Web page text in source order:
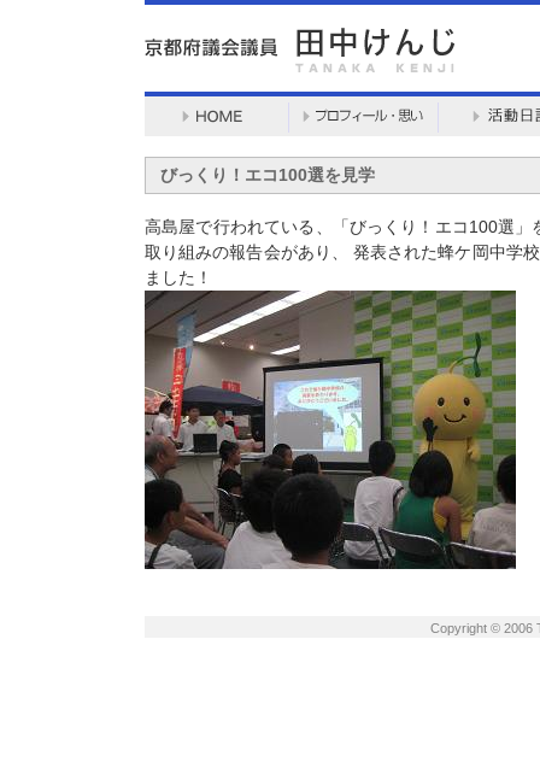
びっくり！エコ100選を見学
高島屋で行われている、「びっくり！エコ100選
取り組みの報告会があり、 発表された蜂ケ岡中学
ました！
Copyright © 2006